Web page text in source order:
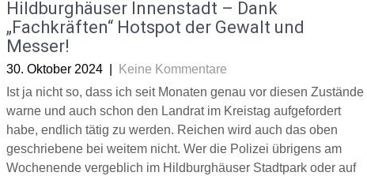
Hildburghäuser Innenstadt – Dank
„Fachkräften“ Hotspot der Gewalt und
Messer!
30. Oktober 2024
Keine Kommentare
Ist ja nicht so, dass ich seit Monaten genau vor diesen Zustände
warne und auch schon den Landrat im Kreistag aufgefordert
habe, endlich tätig zu werden. Reichen wird auch das oben
geschriebene bei weitem nicht. Wer die Polizei übrigens am
Wochenende vergeblich im Hildburghäuser Stadtpark oder auf